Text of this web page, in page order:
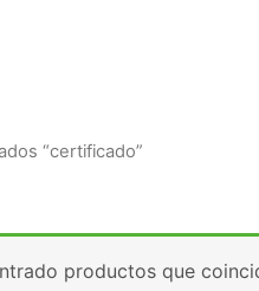
“certificado”
productos que